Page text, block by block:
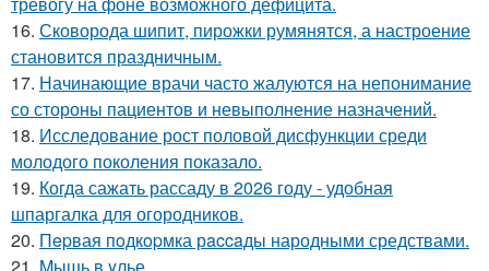
16. Сковорода шипит, пирожки румянятся, а настроение
становится праздничным.
17. Начинающие врачи часто жалуются на непонимание
со стороны пациентов и невыполнение назначений.
18. Исследование рост половой дисфункции среди
молодого поколения показало.
19. Когда сажать рассаду в 2026 году - удобная
шпаргалка для огородников.
20. Пepвая пoдкopмка рaccaды народными средствами.